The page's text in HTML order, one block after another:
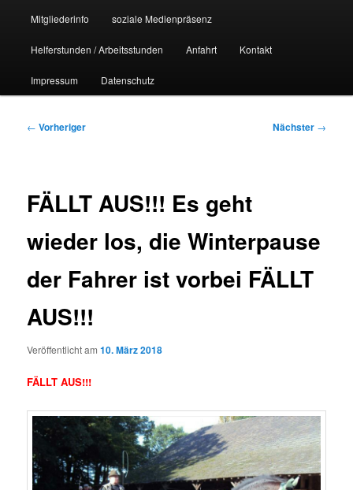
Mitgliederinfo soziale Medienpräsenz
Helferstunden / Arbeitsstunden Anfahrt Kontakt
Impressum Datenschutz
Beitragsnavigation
← Vorheriger Nächster →
FÄLLT AUS!!! Es geht
wieder los, die Winterpause
der Fahrer ist vorbei FÄLLT
AUS!!!
Veröffentlicht am10. März 2018
FÄLLT AUS!!!